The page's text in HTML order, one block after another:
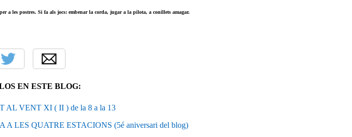
a les postres. Si fa als jocs: embenar la corda, jugar a la pilota, a conillets amagar.
EN ESTE BLOG:
AL VENT XI ( II ) de la 8 a la 13
LES QUATRE ESTACIONS (5é aniversari del blog)